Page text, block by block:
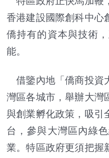
香港建設國際創科中心
僑持有的資本與技術
能。
借鑒內地「僑商投資
灣區各城市，舉辦大灣
與創業孵化政策，吸引
台，參與大灣區內綠
業。特區政府更須把握